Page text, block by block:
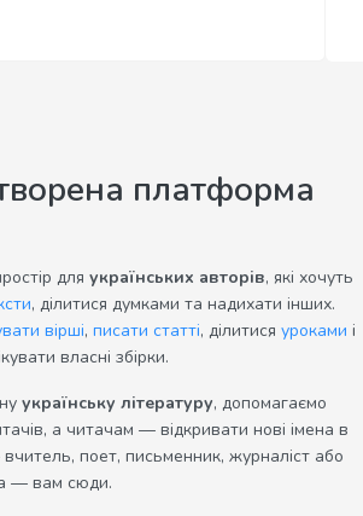
платформа
для українських авторів, які хочуть
, ділитися думками та надихати інших.
вірші, писати статті, ділитися уроками і
власні збірки.
українську літературу, допомагаємо
а читачам — відкривати нові імена в
поет, письменник, журналіст або
— вам сюди.